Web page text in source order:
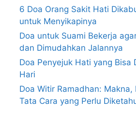
6 Doa Orang Sakit Hati
untuk Menyikapinya
Doa untuk Suami Bekerja
dan Dimudahkan Jalannya
Doa Penyejuk Hati yang Bisa
Hari
Doa Witir Ramadhan: Makna,
Tata Cara yang Perlu